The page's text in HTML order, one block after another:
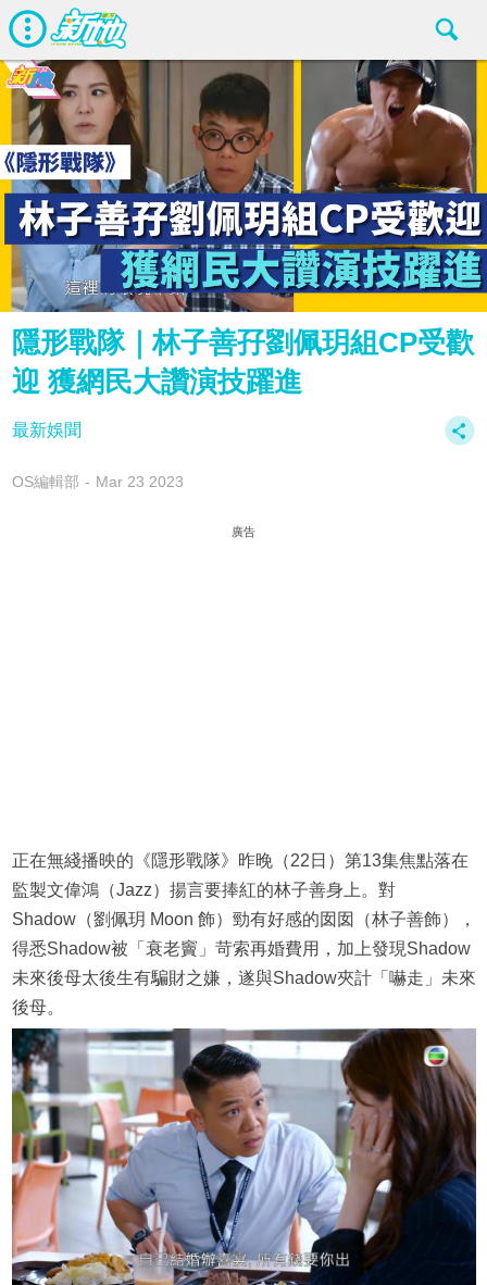
隱形戰隊｜林子善孖劉佩玥組CP受歡
迎 獲網民大讚演技躍進
最新娛聞
OS編輯部 Mar 23 2023
廣告
正在無綫播映的《隱形戰隊》昨晚（22日）第13集焦點落在
監製文偉鴻（Jazz）揚言要捧紅的林子善身上。對
Shadow（劉佩玥 Moon 飾）勁有好感的囡囡（林子善飾），
得悉Shadow被「衰老竇」苛索再婚費用，加上發現Shadow
未來後母太後生有騙財之嫌，遂與Shadow夾計「嚇走」未來
後母。